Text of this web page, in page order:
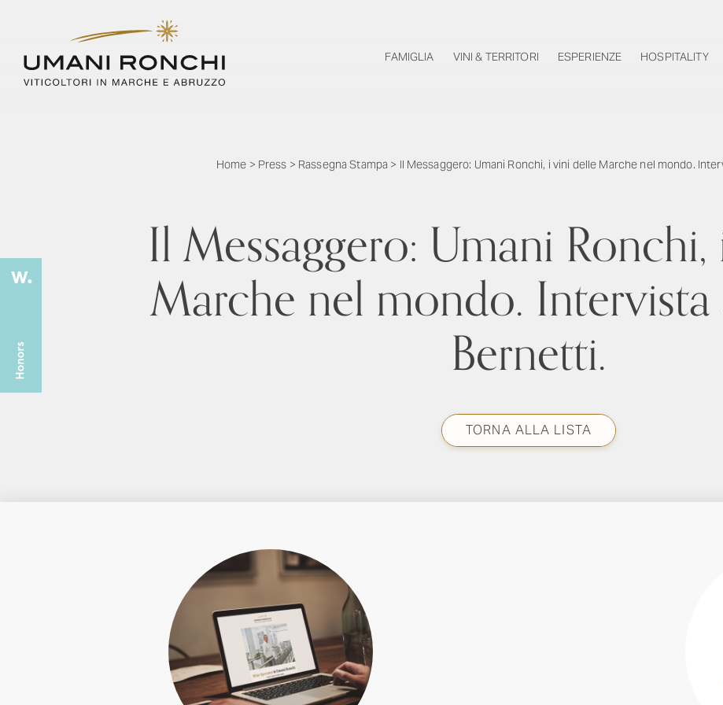
FAMIGLIA VINI & TERRITORI ESPERIENZE HOSPITALITY
Home > Press > Rassegna Stampa > Il Messaggero: Umani Ronchi, i vini delle Marche nel mondo.
Il Messaggero: Umani
Marche nel mondo.
Bernetti.
TORNA ALLA LISTA